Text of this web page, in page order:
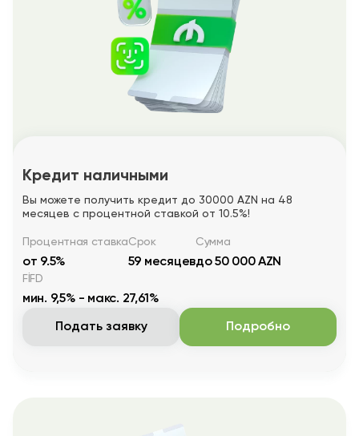
Кредит наличными
Вы можете получить кредит до 30000 AZN на 48
месяцев с процентной ставкой от 10.5%!
Процентная ставка
от 9.5%
Срок
59 месяцев
Сумма
до 50 000 AZN
FİFD
мин. 9,5% - макс. 27,61%
Подать заявку Подробно